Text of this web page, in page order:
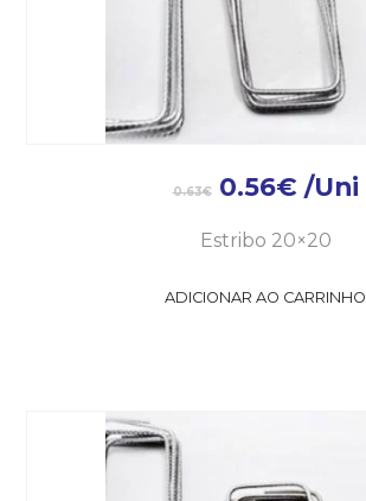
0.63€ 0.56€ /Uni
Estribo 20×20
ADICIONAR AO CARRINHO